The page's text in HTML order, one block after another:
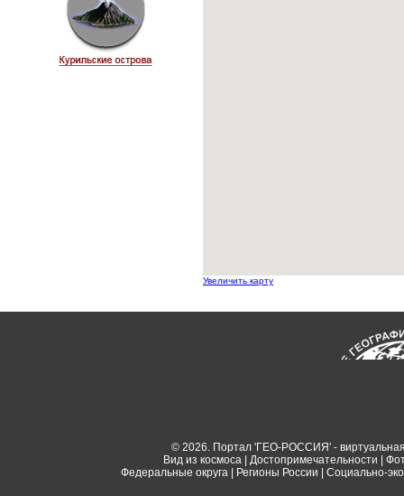
Увеличить карту
© 2026. Портал 'ГЕО-РОССИЯ' - виртуальная
Вид из космоса
Достопримечательности
Федеральные округа| Регионы России Социально-